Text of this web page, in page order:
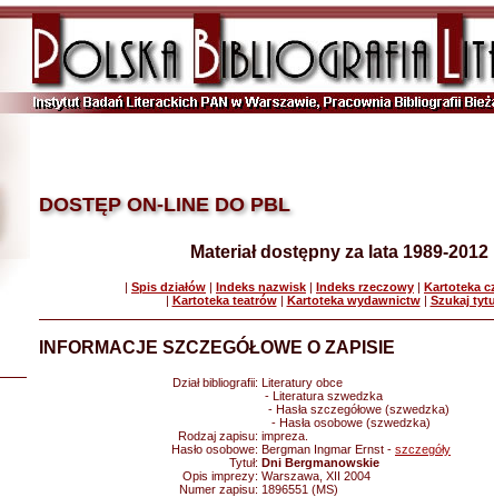
DOSTĘP ON-LINE DO PBL
Materiał dostępny za lata 1989-2012
| Spis działów | Indeks nazwisk | Indeks rzeczowy | Kartoteka
| Kartoteka teatrów| Kartoteka wydawnictw| Szukaj
INFORMACJE SZCZEGÓŁOWE O ZAPISIE
Dział bibliografii: Literatury obce
- Literatura szwedzka
- Hasła szczegółowe (szwedzka)
- Hasła osobowe (szwedzka)
Rodzaj zapisu: impreza.
Hasło osobowe: Bergman Ingmar Ernst - szczegóły
Tytuł: Dni Bergmanowskie
Opis imprezy: Warszawa, XII 2004
Numer zapisu: 1896551 (MS)